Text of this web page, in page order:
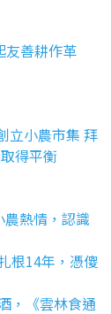
善耕作革
立小農市集 拜
得平衡
農熱情，認識
根14年，憑傻
，《雲林食通